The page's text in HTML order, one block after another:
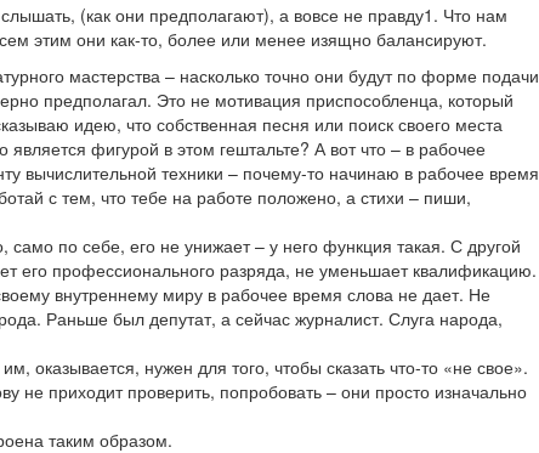
(как они предполагают), а вовсе не правду1. Что нам
этим они как-то, более или менее изящно балансируют.
мастерства – насколько точно они будут по форме подачи
предполагал. Это не мотивация приспособленца, который
идею, что собственная песня или поиск своего места
фигурой в этом гештальте? А вот что – в рабочее
вычислительной техники – почему-то начинаю в рабочее время
с тем, что тебе на работе положено, а стихи – пиши,
по себе, его не унижает – у него функция такая. С другой
его профессионального разряда, не уменьшает квалификацию.
внутреннему миру в рабочее время слова не дает. Не
Раньше был депутат, а сейчас журналист. Слуга народа,
оказывается, нужен для того, чтобы сказать что-то «не свое».
не приходит проверить, попробовать – они просто изначально
таким образом.